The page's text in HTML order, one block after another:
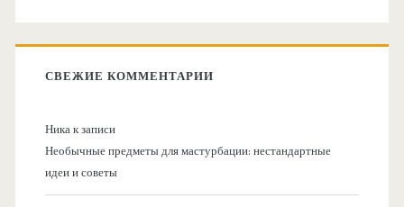
СВЕЖИЕ КОММЕНТАРИИ
Никак записи
Необычные предметы для мастурбации: нестандартные
идеи и советы